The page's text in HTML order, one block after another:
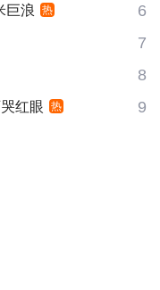
巨浪 热 6
7
8
红眼 热 9